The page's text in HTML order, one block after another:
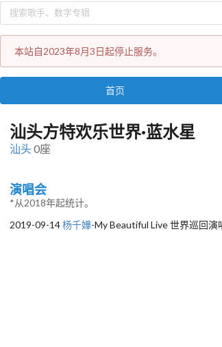
本站自2023年8月3日起停止服务。
首页
汕头方特欢乐世界·蓝水星
汕头0座
演唱会
*从2018年起统计。
2019-09-14杨千嬅-My Beautiful Live 世界巡回演